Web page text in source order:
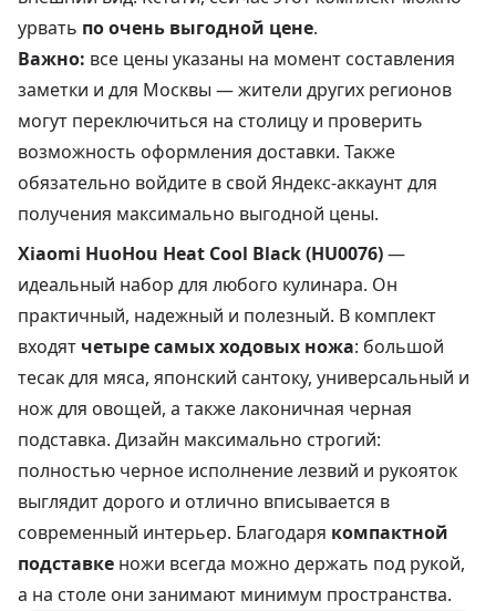
урвать по очень выгодной цене.
Важно: все цены указаны на момент составления
заметки и для Москвы — жители других регионов
могут переключиться на столицу и проверить
возможность оформления доставки. Также
обязательно войдите в свой Яндекс-аккаунт для
получения максимально выгодной цены.
Xiaomi HuoHou Heat Cool Black (HU0076)—
идеальный набор для любого кулинара. Он
практичный, надежный и полезный. В комплект
входят четыре самых ходовых ножа: большой
тесак для мяса, японский сантоку, универсальный и
нож для овощей, а также лаконичная черная
подставка. Дизайн максимально строгий:
полностью черное исполнение лезвий и рукояток
выглядит дорого и отлично вписывается в
современный интерьер. Благодаря компактной
подставке ножи всегда можно держать под рукой,
а на столе они занимают минимум пространства.